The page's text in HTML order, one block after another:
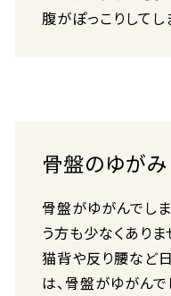
腹がぽっこりしてし
骨盤のゆがみ
骨盤がゆがんでし
う方も少なくありま
猫背や反り腰など
は、骨盤がゆがん